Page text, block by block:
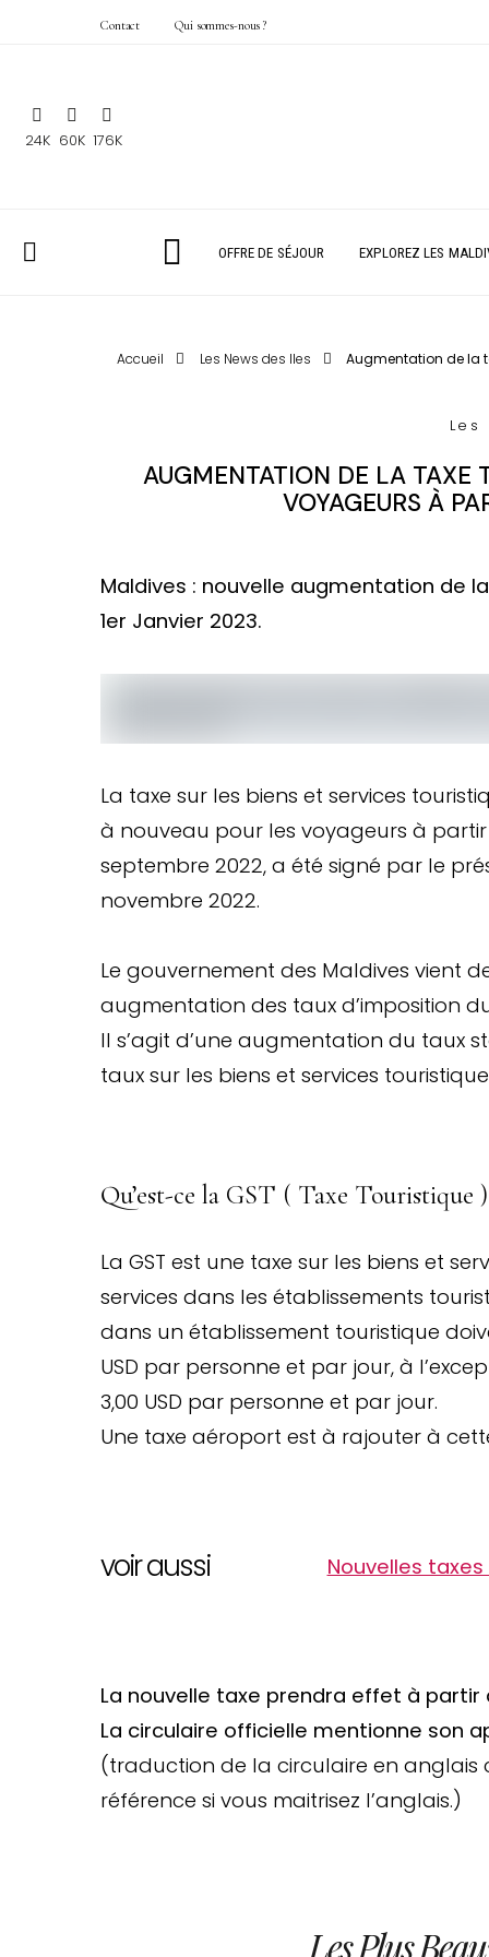
Contact Qui sommes-nous ?
24K 60K 176K
OFFRE DE SÉJOUR EXPLOREZ LES
Accueil Les News des Iles Augmentation de la
AUGMENTATION DE LA TAXE
VOYAGEURS À
Maldives : nouvelle augmentation de
1er Janvier 2023.
La taxe sur les biens et services
à nouveau pour les voyageurs à partir
septembre 2022, a été signé par le
novembre 2022.
Le gouvernement des Maldives vient
augmentation des taux d’imposition
Il s’agit d’une augmentation du taux
taux sur les biens et services
Qu’est-ce la GST ( Taxe Touristique
La GST est une taxe sur les biens et
services dans les établissements
dans un établissement touristique
USD par personne et par jour, à
3,00 USD par personne et par jour.
Une taxe aéroport est à rajouter à
voir aussi Nouvelles
La nouvelle taxe prendra effet à partir
La circulaire officielle mentionne son
(traduction de la circulaire en
référence si vous maitrisez l’anglais.)
Les Plus